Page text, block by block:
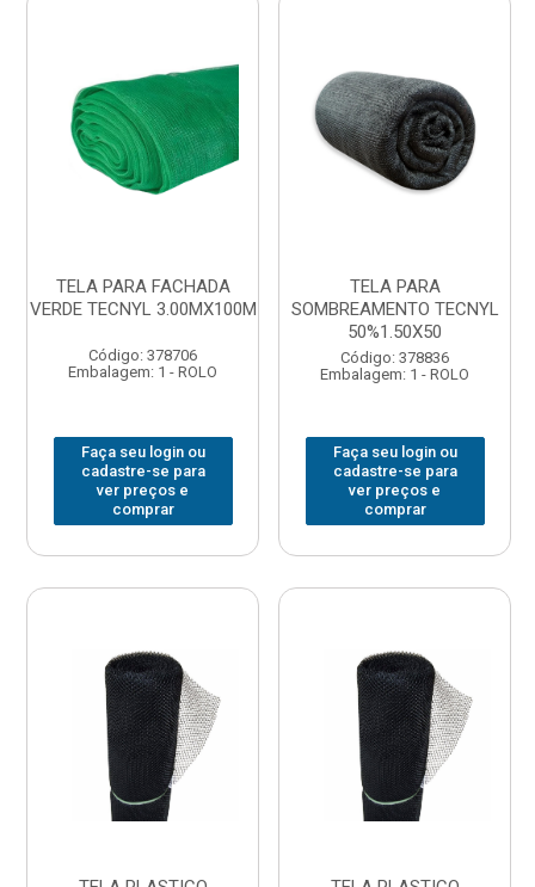
TELA PARA FACHADA
VERDE TECNYL 3.00MX100M
Código: 378706
Embalagem: 1 - ROLO
Faça seu login ou
cadastre-se para
ver preços e
comprar
TELA PARA
SOMBREAMENTO TECNYL
50%1.50X50
Código: 378836
Embalagem: 1 - ROLO
Faça seu login ou
cadastre-se para
ver preços e
comprar